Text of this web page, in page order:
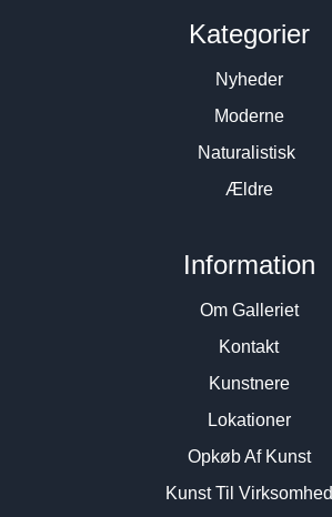
Kategorier
Nyheder
Moderne
Naturalistisk
Ældre
Information
Om Galleriet
Kontakt
Kunstnere
Lokationer
Opkøb Af Kunst
Kunst Til Virksomhed